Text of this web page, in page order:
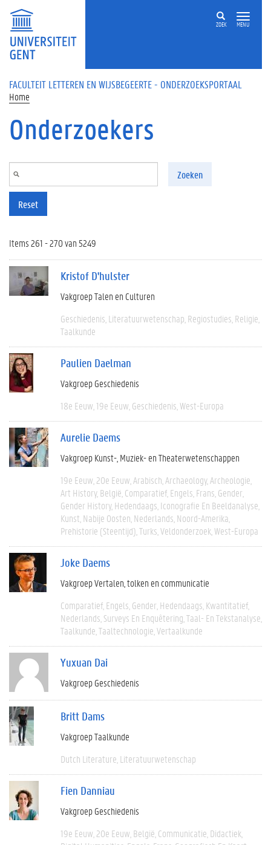
Overslaan en naar de inhoud gaan
ZOEK MENU
FACULTEIT LETTEREN EN WIJSBEGEERTE - ONDERZOEKSPORTAAL
Home
Onderzoekers
Zoeken
Reset
Items 261 - 270 van 5249
Kristof D'hulster
Vakgroep Talen en Culturen
Geschiedenis Literatuurwetenschap Regiostudies Religie
Taalkunde
Paulien Daelman
Vakgroep Geschiedenis
18e Eeuw 19e Eeuw Geschiedenis West-Europa
Aurelie Daems
Vakgroep Kunst-, Muziek- en Theaterwetenschappen
19e Eeuw 20e Eeuw Arabisch Archaeology Archeologie
Art History België Comparatief Engels Frans Gender
Gender History Hedendaags Iconografie En Beeldanalyse
Kunst Nabije Oosten Nederlands Noord-Amerika
Prehistorie (steentijd) Turks Veldonderzoek West-Europa
Joke Daems
Vakgroep Vertalen, tolken en communicatie
Comparatief Engels Gender Hedendaags Kwantitatief
Nederlands Surveys En Enquêtering Taal- En Tekstanalyse
Taalkunde Taaltechnologie Vertaalkunde
Yuxuan Dai
Vakgroep Geschiedenis
Britt Dams
Vakgroep Taalkunde
Dutch Literature Literatuurwetenschap
Fien Danniau
Vakgroep Geschiedenis
19e Eeuw 20e Eeuw België Communicatie Didactiek